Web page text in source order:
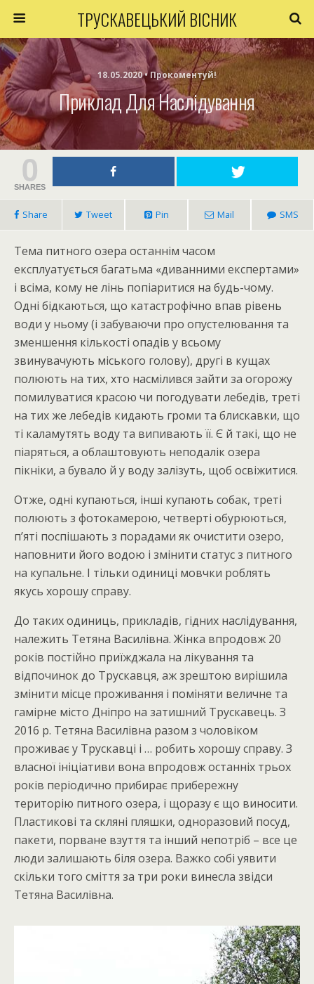
ТРУСКАВЕЦЬКИЙ ВІСНИК
18.05.2020 • Прокоментуй!
Приклад Для Наслідування
0
SHARES
Share Tweet Pin Mail SMS
Тема питного озера останнім часом
експлуатується багатьма «диванними експертами»
і всіма, кому не лінь попіаритися на будь-чому.
Одні бідкаються, що катастрофічно впав рівень
води у ньому (і забуваючи про опустелювання та
зменшення кількості опадів у всьому
звинувачують міського голову), другі в кущах
полюють на тих, хто насмілився зайти за огорожу
помилуватися красою чи погодувати лебедів, треті
на тих же лебедів кидають громи та блискавки, що
ті каламутять воду та випивають її. Є й такі, що не
піаряться, а облаштовують неподалік озера
пікніки, а бувало й у воду залізуть, щоб освіжитися.
Отже, одні купаються, інші купають собак, треті
полюють з фотокамерою, четверті обурюються,
п’яті поспішають з порадами як очистити озеро,
наповнити його водою і змінити статус з питного
на купальне. І тільки одиниці мовчки роблять
якусь хорошу справу.
До таких одиниць, прикладів, гідних наслідування,
належить Тетяна Василівна. Жінка впродовж 20
років постійно приїжджала на лікування та
відпочинок до Трускавця, аж зрештою вирішила
змінити місце проживання і поміняти величне та
гамірне місто Дніпро на затишний Трускавець. З
2016 р. Тетяна Василівна разом з чоловіком
проживає у Трускавці і … робить хорошу справу. З
власної ініціативи вона впродовж останніх трьох
років періодично прибирає прибережну
територію питного озера, і щоразу є що виносити.
Пластикові та скляні пляшки, одноразовий посуд,
пакети, порване взуття та інший непотріб – все це
люди залишають біля озера. Важко собі уявити
скільки того сміття за три роки винесла звідси
Тетяна Василівна.